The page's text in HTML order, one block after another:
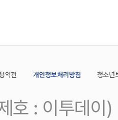
약관 개인정보처리방침 청소년
호 : 이투데